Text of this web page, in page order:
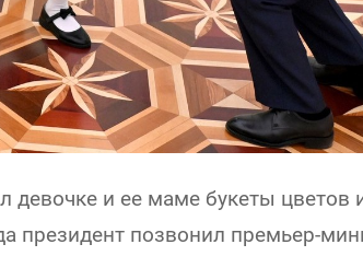
девочке и ее маме букеты цветов
президент позвонил премьер-